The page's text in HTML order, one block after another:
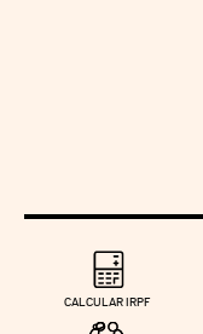
CALCULAR IRPF